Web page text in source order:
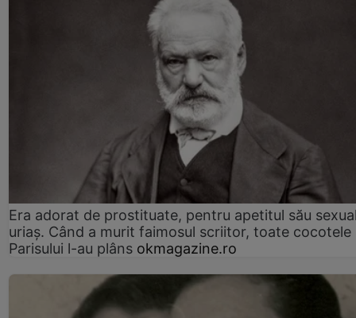
Era adorat de prostituate, pentru apetitul său
uriaș. Când a murit faimosul scriitor, toate cocotele
Parisului l-au plâns okmagazine.ro